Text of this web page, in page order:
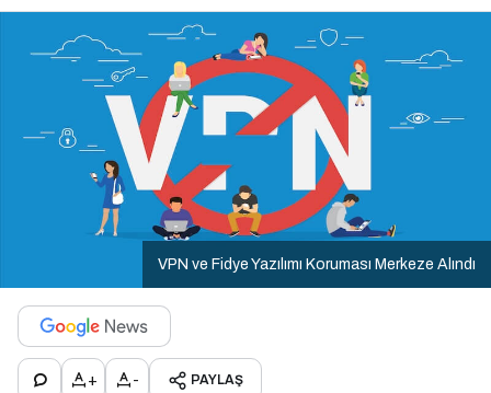
VPN ve Fidye Yazılımı Koruması Merkeze Alındı
+ - PAYLAŞ